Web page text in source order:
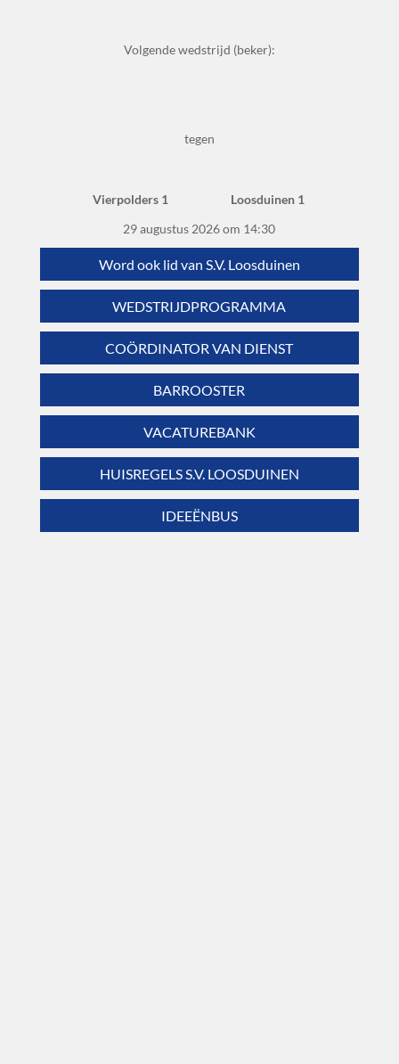
Volgende wedstrijd (beker):
Vierpolders 1
tegen
Loosduinen 1
29 augustus 2026 om 14:30
Word ook lid van S.V. Loosduinen
WEDSTRIJDPROGRAMMA
COÖRDINATOR VAN DIENST
BARROOSTER
VACATUREBANK
HUISREGELS S.V. LOOSDUINEN
IDEEËNBUS